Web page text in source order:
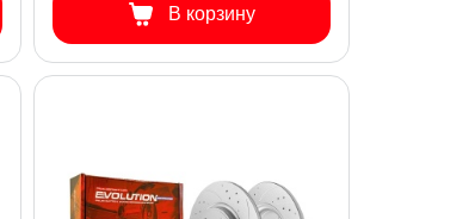
В корзину